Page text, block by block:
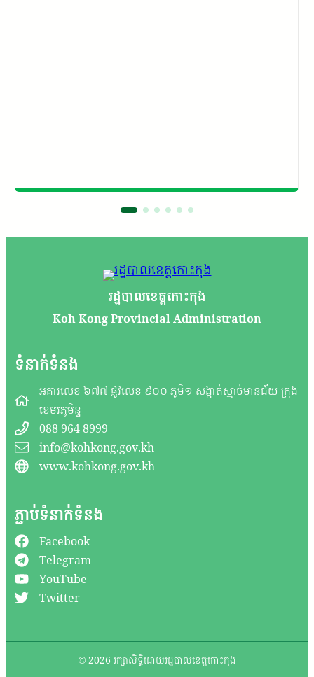
រដ្ឋបាលខេត្តកោះកុង
Koh Kong Provincial Administration
ទំនាក់ទំនង
អគារលេខ ៦៧៧ ផ្លូវលេខ ៩០០ ភូមិ១ សង្កាត់ស្មាច់មានជ័យ ក្រុង
ខេមរភូមិន្ទ
088 964 8999
info@kohkong.gov.kh
www.kohkong.gov.kh
ភ្ជាប់ទំនាក់ទំនង
Facebook
Telegram
YouTube
Twitter
© 2026 រក្សាសិទ្ធិដោយរដ្ឋបាលខេត្តកោះកុង